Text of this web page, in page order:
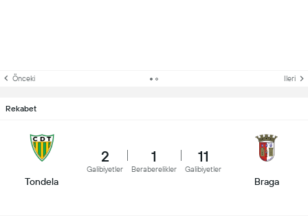
Önceki Ileri
Rekabet
Tondela
2
Galibiyetler
1
Beraberelikler
11
Galibiyetler
Braga